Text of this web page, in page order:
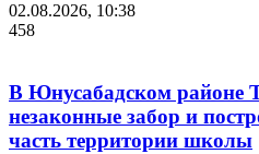
02.08.2026, 10:38
458
В Юнусабадском районе
незаконные забор и
часть территории школы